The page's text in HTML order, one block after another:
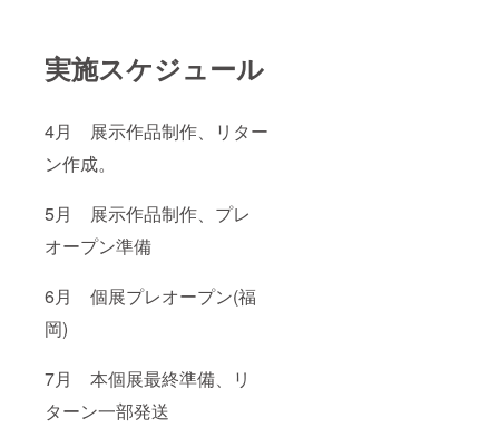
実施スケジュール
4月 展示作品制作、リター
ン作成。
5月 展示作品制作、プレ
オープン準備
6月 個展プレオープン(福
岡)
7月 本個展最終準備、リ
ターン一部発送